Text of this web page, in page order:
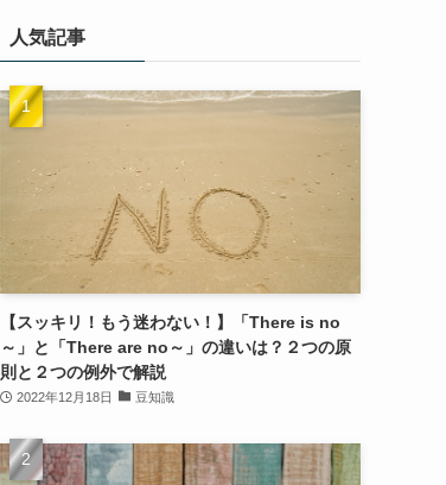
人気記事
【スッキリ！もう迷わない！】「There is no
～」と「There are no～」の違いは？２つの原
則と２つの例外で解説
2022年12月18日 豆知識